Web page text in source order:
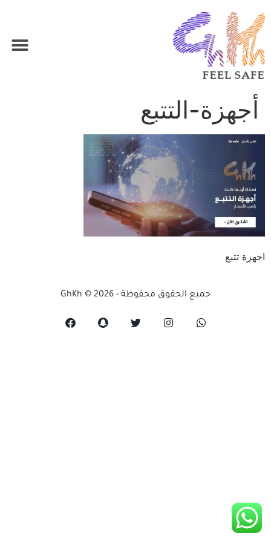
أجهزة-التتبع
اجهزة تتبع
جميع الحقوق محفوظة - GhKh © 2026